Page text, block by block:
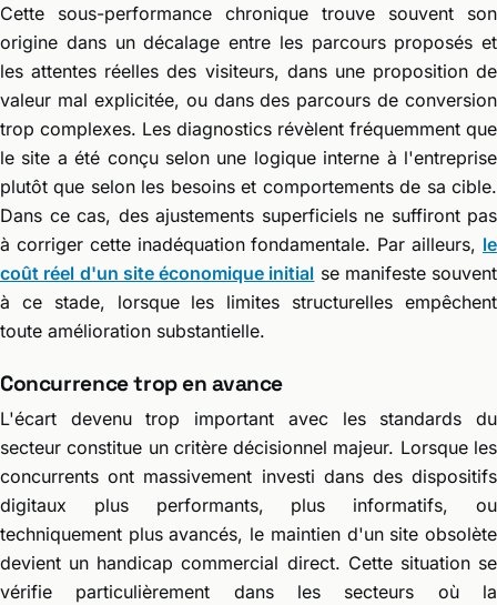
Cette sous-performance chronique trouve souvent son
origine dans un décalage entre les parcours proposés et
les attentes réelles des visiteurs, dans une proposition de
valeur mal explicitée, ou dans des parcours de conversion
trop complexes. Les diagnostics révèlent fréquemment que
le site a été conçu selon une logique interne à l'entreprise
plutôt que selon les besoins et comportements de sa cible.
Dans ce cas, des ajustements superficiels ne suffiront pas
à corriger cette inadéquation fondamentale. Par ailleurs, le
coût réel d'un site économique initial se manifeste souvent
à ce stade, lorsque les limites structurelles empêchent
toute amélioration substantielle.
Concurrence trop en avance
L'écart devenu trop important avec les standards du
secteur constitue un critère décisionnel majeur. Lorsque les
concurrents ont massivement investi dans des dispositifs
digitaux plus performants, plus informatifs, ou
techniquement plus avancés, le maintien d'un site obsolète
devient un handicap commercial direct. Cette situation se
vérifie particulièrement dans les secteurs où la